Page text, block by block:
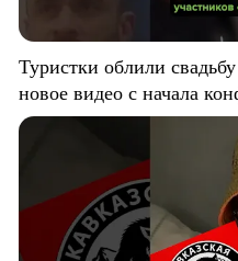
Туристки облили
новое видео с начала